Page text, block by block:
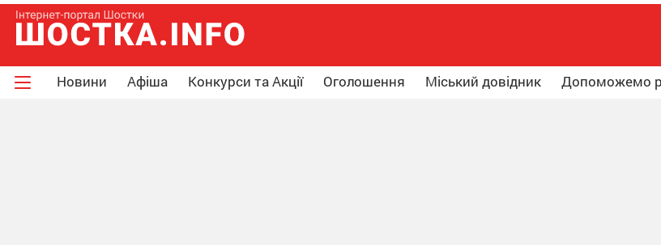
Новини Афіша Конкурси та Акції Оголошення Міський довідник Допоможемо